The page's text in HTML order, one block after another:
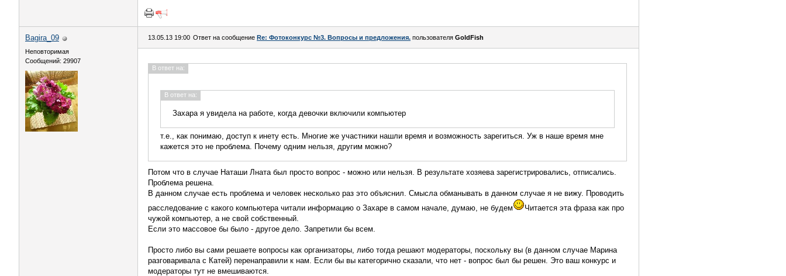
Bagira_09
Неповторимая
Сообщений: 29907
13.05.13 19:00 Ответ на сообщение Re: Фотоконкурс №3. Вопросы и предложения. пользователя GoldFish
В ответ на:
В ответ на:
Захара я увидела на работе, когда девочки включили компьютер
т.е., как понимаю, доступ к инету есть. Многие же участники нашли время и возможность зарегиться. Уж в наше время мне
кажется это не проблема. Почему одним нельзя, другим можно?
Потом что в случае Наташи Лната был просто вопрос - можно или нельзя. В результате хозяева зарегистрировались, отписались.
Проблема решена.
В данном случае есть проблема и человек несколько раз это объяснил. Смысла обманывать в данном случае я не вижу. Проводить
расследование с какого компьютера читали информацию о Захаре в самом начале, думаю, не будем
Читается эта фраза как про
чужой компьютер, а не свой собственный.
Если это массовое бы было - другое дело. Запретили бы всем.
Просто либо вы сами решаете вопросы как организаторы, либо тогда решают модераторы, поскольку вы (в данном случае Марина
разговаривала с Катей) перенаправили к нам. Если бы вы категорично сказали, что нет - вопрос был бы решен. Это ваш конкурс и
модераторы тут не вмешиваются.